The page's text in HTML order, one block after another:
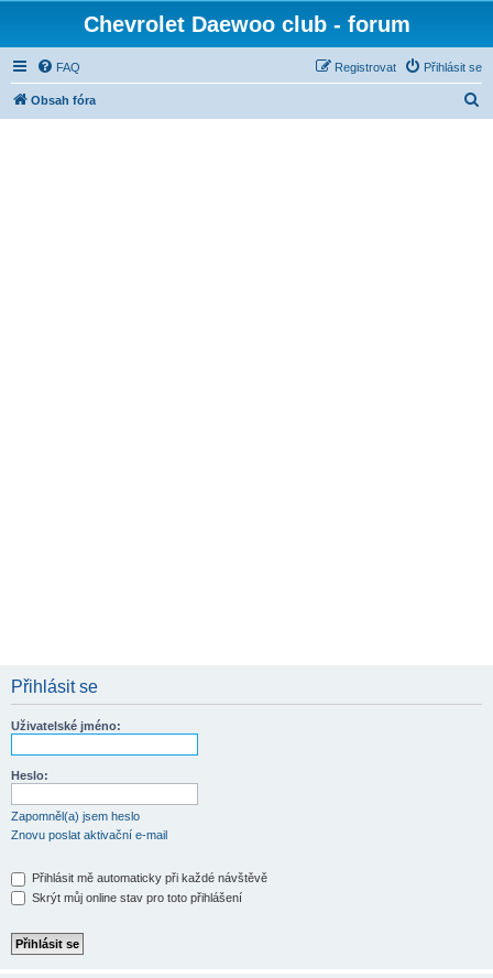
Chevrolet Daewoo club - forum
FAQ Přihlásit se
Registrovat
Obsah fóra
Přihlásit se
Uživatelské jméno:
Heslo:
Zapomněl(a) jsem heslo
Znovu poslat aktivační e-mail
Přihlásit mě automaticky při každé návštěvě
Skrýt můj online stav pro toto přihlášení